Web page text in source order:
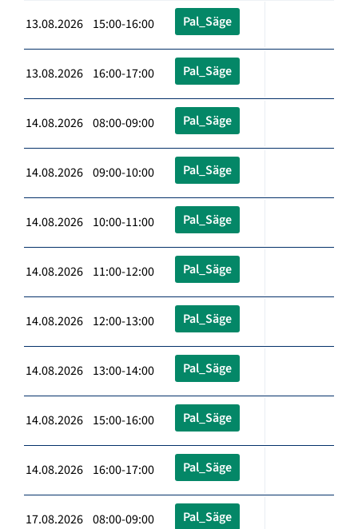
13.08.2026 15:00-16:00 Pal_Säge
13.08.2026 16:00-17:00 Pal_Säge
14.08.2026 08:00-09:00 Pal_Säge
14.08.2026 09:00-10:00 Pal_Säge
14.08.2026 10:00-11:00 Pal_Säge
14.08.2026 11:00-12:00 Pal_Säge
14.08.2026 12:00-13:00 Pal_Säge
14.08.2026 13:00-14:00 Pal_Säge
14.08.2026 15:00-16:00 Pal_Säge
14.08.2026 16:00-17:00 Pal_Säge
17.08.2026 08:00-09:00 Pal_Säge